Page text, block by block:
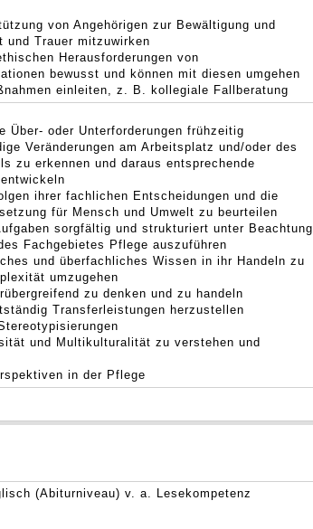
von Angehörigen zur Bewältigung und
und Trauer mitzuwirken
Herausforderungen von
bewusst und können mit diesen umgehen
einleiten, z. B. kollegiale Fallberatung
Über- oder Unterforderungen frühzeitig
Veränderungen am Arbeitsplatz und/oder des
zu erkennen und daraus entsprechende
ihrer fachlichen Entscheidungen und die
für Mensch und Umwelt zu beurteilen
sorgfältig und strukturiert unter Beachtung
Fachgebietes Pflege auszuführen
und überfachliches Wissen in ihr Handeln zu
umzugehen
zu denken und zu handeln
Transferleistungen herzustellen
und Multikulturalität zu verstehen und
in der Pflege
(Abiturniveau) v. a. Lesekompetenz